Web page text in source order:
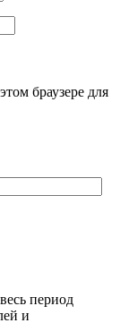
браузере для
период
и